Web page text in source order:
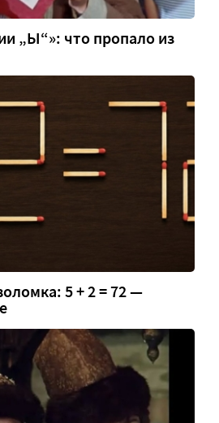
„Ы“»: что пропало из
5 + 2 = 72 —